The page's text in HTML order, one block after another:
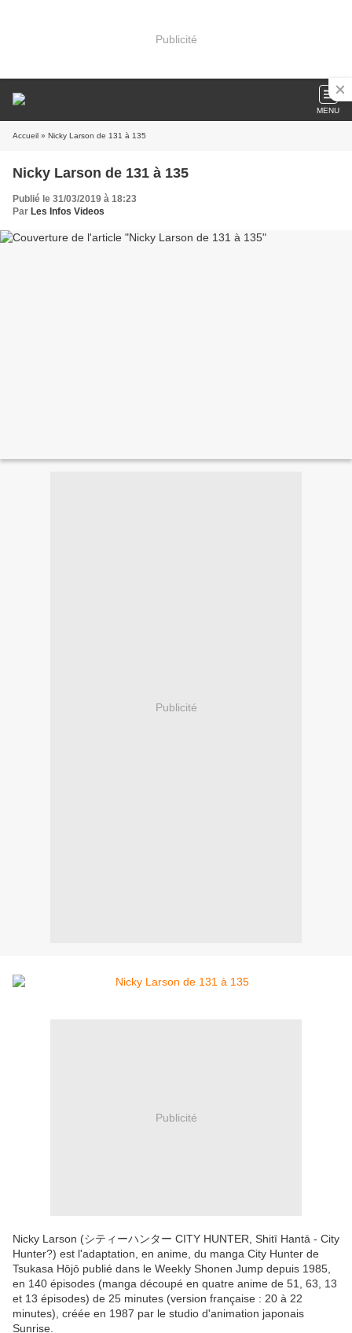
Publicité
MENU
Accueil » Nicky Larson de 131 à 135
Nicky Larson de 131 à 135
Publié le 31/03/2019 à 18:23
Par Les Infos Videos
Publicité
Publicité
Nicky Larson (シティーハンター CITY HUNTER, Shitī Hantā - City
Hunter?) est l'adaptation, en anime, du manga City Hunter de
Tsukasa Hōjō publié dans le Weekly Shonen Jump depuis 1985,
en 140 épisodes (manga découpé en quatre anime de 51, 63, 13
et 13 épisodes) de 25 minutes (version française : 20 à 22
minutes), créée en 1987 par le studio d'animation japonais
Sunrise.